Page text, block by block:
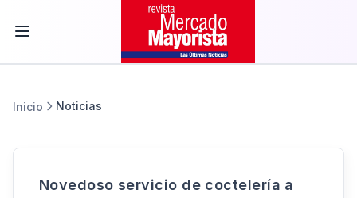
Inicio Noticias
Novedoso servicio de coctelería a